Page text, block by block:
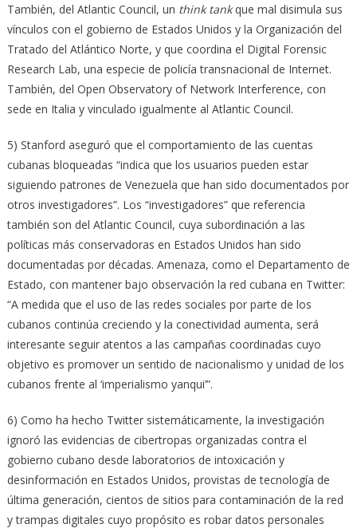
También, del Atlantic Council, un think tankque mal disimula sus
vínculos con el gobierno de Estados Unidos y la Organización del
Tratado del Atlántico Norte, y que coordina el Digital Forensic
Research Lab, una especie de policía transnacional de Internet.
También, del Open Observatory of Network Interference, con
sede en Italia y vinculado igualmente al Atlantic Council.
5) Stanford aseguró que el comportamiento de las cuentas
cubanas bloqueadas “indica que los usuarios pueden estar
siguiendo patrones de Venezuela que han sido documentados por
otros investigadores”. Los “investigadores” que referencia
también son del Atlantic Council, cuya subordinación a las
políticas más conservadoras en Estados Unidos han sido
documentadas por décadas. Amenaza, como el Departamento de
Estado, con mantener bajo observación la red cubana en Twitter:
“A medida que el uso de las redes sociales por parte de los
cubanos continúa creciendo y la conectividad aumenta, será
interesante seguir atentos a las campañas coordinadas cuyo
objetivo es promover un sentido de nacionalismo y unidad de los
cubanos frente al ‘imperialismo yanqui’”.
6) Como ha hecho Twitter sistemáticamente, la investigación
ignoró las evidencias de cibertropas organizadas contra el
gobierno cubano desde laboratorios de intoxicación y
desinformación en Estados Unidos, provistas de tecnología de
última generación, cientos de sitios para contaminación de la red
y trampas digitales cuyo propósito es robar datos personales